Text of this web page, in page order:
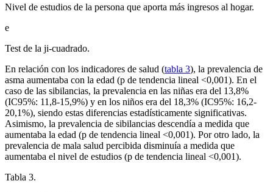
Nivel de estudios de la persona que aporta más ingresos al hogar.
e
Test de la ji-cuadrado.
En relación con los indicadores de salud (tabla 3), la prevalencia de
asma aumentaba con la edad (p de tendencia lineal <0,001). En el
caso de las sibilancias, la prevalencia en las niñas era del 13,8%
(IC95%: 11,8-15,9%) y en los niños era del 18,3% (IC95%: 16,2-
20,1%), siendo estas diferencias estadísticamente significativas.
Asimismo, la prevalencia de sibilancias descendía a medida que
aumentaba la edad (p de tendencia lineal <0,001). Por otro lado, la
prevalencia de mala salud percibida disminuía a medida que
aumentaba el nivel de estudios (p de tendencia lineal <0,001).
Tabla 3.